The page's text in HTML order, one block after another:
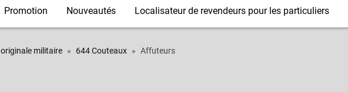
Promotion Nouveautés Localisateur de revendeurs pour les particuliers
militaire 644 Couteaux Affuteurs